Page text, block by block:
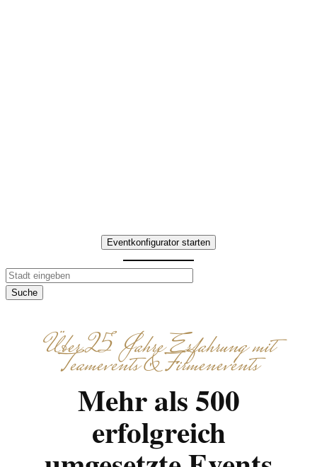
Eventkonfigurator starten
Suche
Über 25 Jahre Erfahrung mit
Teamevents & Firmenevents
Mehr als 500
erfolgreich